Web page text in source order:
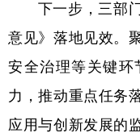
下一步，三部门
意见》落地见效。
安全治理等关键环
力，推动重点任务
应用与创新发展的